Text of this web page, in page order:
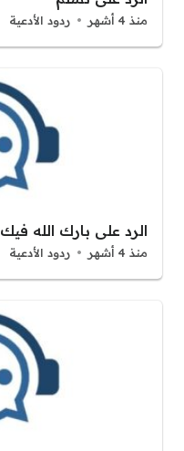
منذ 4 أشهر ردود الأدعية
الرد على بارك الله فيك
منذ 4 أشهر ردود الأدعية